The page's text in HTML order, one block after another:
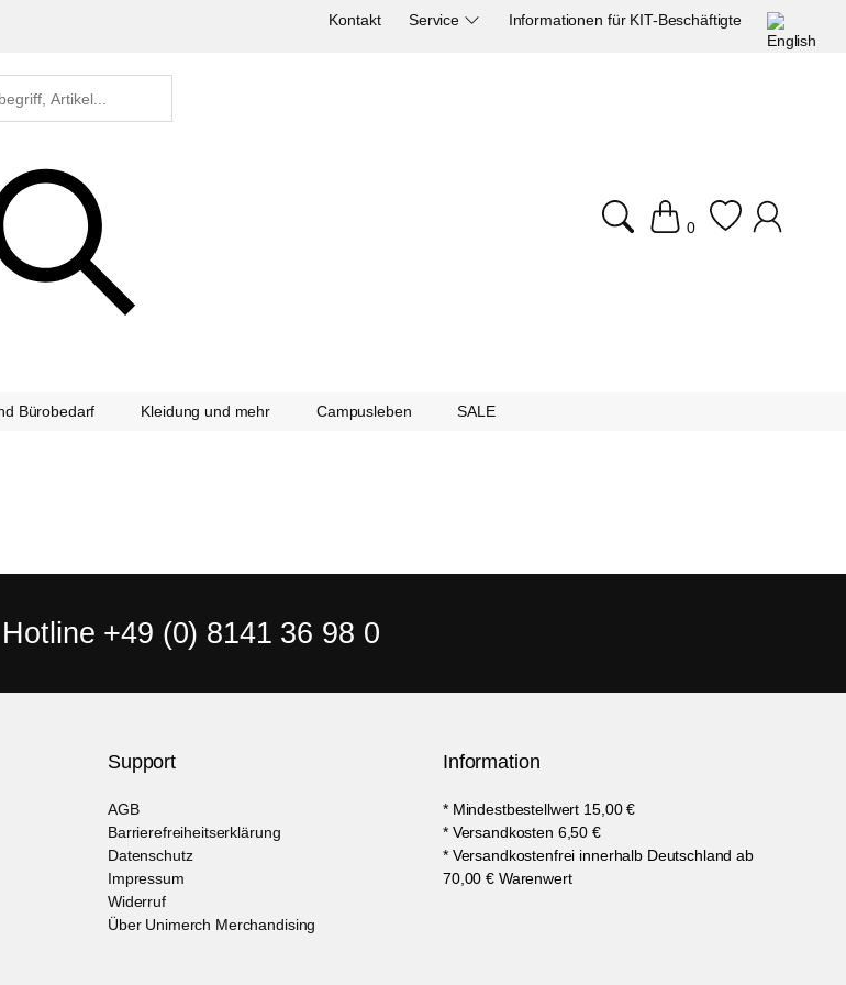
Kontakt Service Informationen für KIT-Beschäftigte
0
Bürobedarf Kleidung und mehr Campusleben SALE
+49 (0) 8141 36 98 0
Support
AGB
Barrierefreiheitserklärung
Datenschutz
Impressum
Widerruf
Über Unimerch Merchandising
Information
* Mindestbestellwert 15,00 €
* Versandkosten 6,50 €
* Versandkostenfrei innerhalb Deutschland ab
70,00 € Warenwert